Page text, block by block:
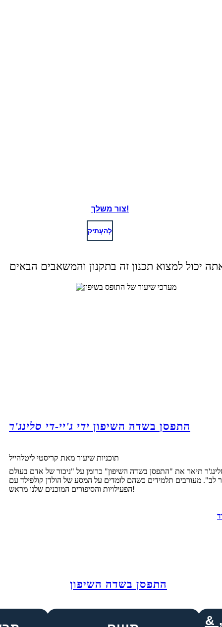
צור משלך!
לְהַעְתִיק
התפסן בשדה השיפון ידי ג'יי-די סלינג'ר
תוכניות שיעור מאת קריסטי ליטלהייל
סלינג'ר תיאר את "התפסן בשדה השיפון" כרומן על "ניכור של אדם בעולם
לב". מעורבים תלמידים כשהם לומדים על המסע של הולדן קולפילד עם
הפעילויות והסיפורים המוכנים שלנו מראש!
התפסן בשדה השיפון
&